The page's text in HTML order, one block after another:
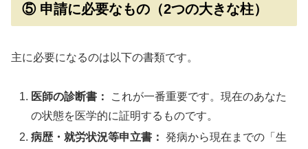
⑤ 申請に必要なもの（2つの大きな柱）
主に必要になるのは以下の書類です。
医師の診断書：
これが一番重要です。現在のあなた
の状態を医学的に証明するものです。
病歴・就労状況等申立書： 発病から現在までの「生